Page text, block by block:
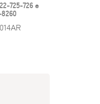
725-726 e